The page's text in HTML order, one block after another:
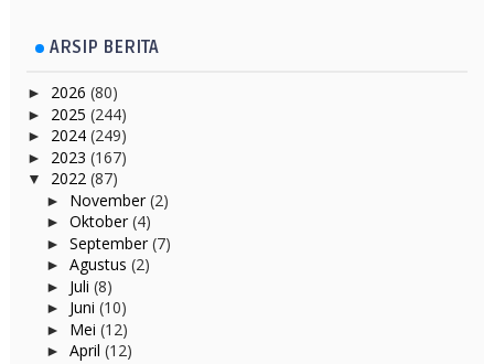
ARSIP BERITA
► 2026 (80)
► 2025 (244)
► 2024 (249)
► 2023 (167)
▼ 2022 (87)
► November(2)
► Oktober(4)
► September(7)
► Agustus (2)
► Juli (8)
► Juni (10)
► Mei (12)
► April (12)